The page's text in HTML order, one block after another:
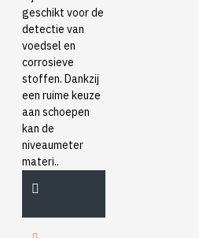
geschikt voor de
detectie van
voedsel en
corrosieve
stoffen. Dankzij
een ruime keuze
aan schoepen
kan de
niveaumeter
materi..